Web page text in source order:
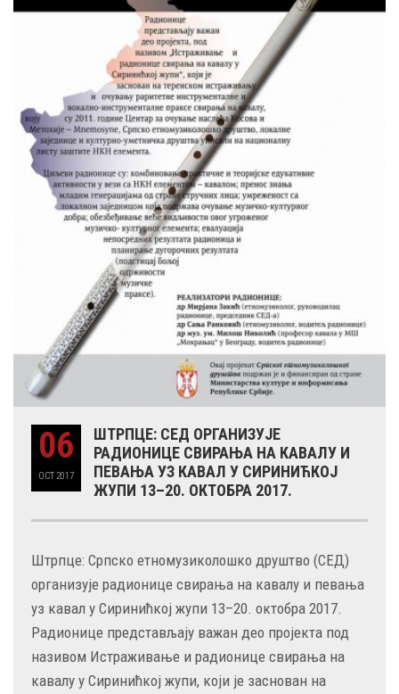
06
OCT 2017
ШТРПЦЕ: СЕД ОРГАНИЗУЈЕ
РАДИОНИЦЕ СВИРАЊА НА КАВАЛУ И
ПЕВАЊА УЗ КАВАЛ У СИРИНИЋКОЈ
ЖУПИ 13–20. ОКТОБРА 2017.
Штрпце: Српско етномузиколошко друштво (СЕД)
организује радионице свирања на кавалу и певања
уз кавал у Сиринићкој жупи 13–20. октобра 2017.
Радионице представљају важан део пројекта под
називом Истраживање и радионице свирања на
кавалу у Сиринићкој жупи, који је заснован на